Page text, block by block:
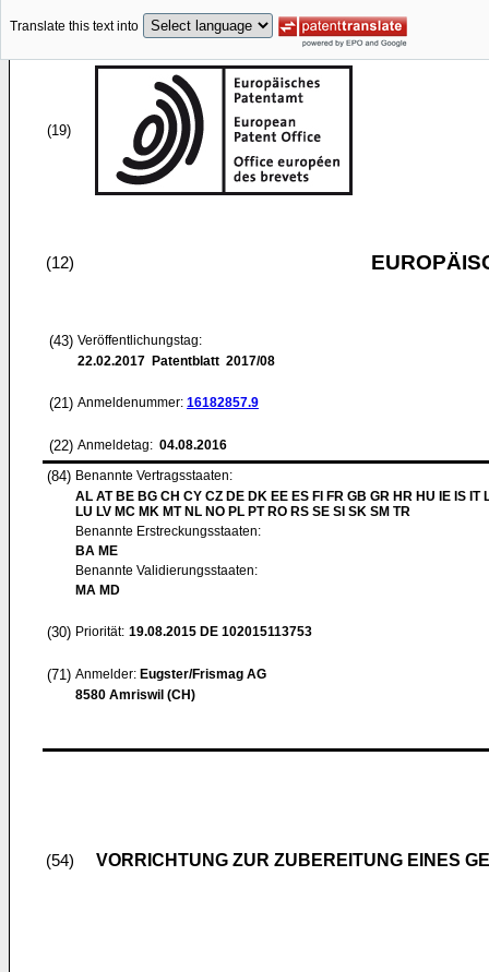
Translate this text into
(19)
(12)
(43) Veröffentlichungstag:
22.02.2017 Patentblatt 2017/08
(21) Anmeldenummer: 16182857.9
(22) Anmeldetag: 04.08.2016
(84) Benannte Vertragsstaaten:
AL AT BE BG CH CY CZ DE DK EE ES FI FR GB GR HR HU IE IS IT
LU LV MC MK MT NL NO PL PT RO RS SE SI SK SM TR
Benannte Erstreckungsstaaten:
BA ME
Benannte Validierungsstaaten:
MA MD
(30) Priorität: 19.08.2015 DE 102015113753
(71) Anmelder: Eugster/Frismag AG
8580 Amriswil (CH)
(54) VORRICHTUNG ZUR ZUBEREITUNG EINES